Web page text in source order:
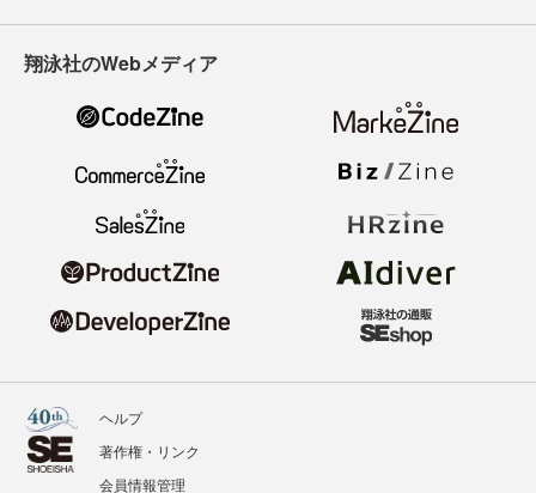
翔泳社のWebメディア
ヘルプ
著作権・リンク
会員情報管理